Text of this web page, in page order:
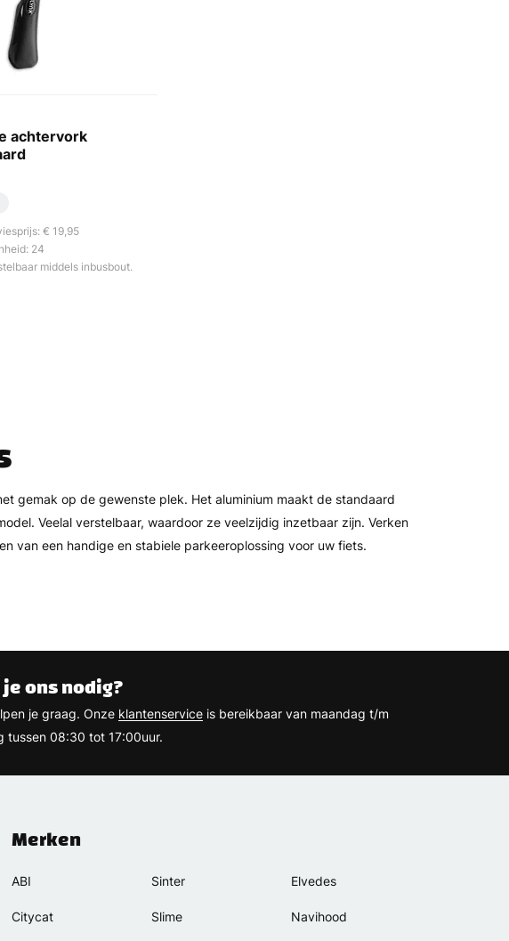
gemak op de gewenste plek. Het aluminium maakt de standaard
Veelal verstelbaar, waardoor ze veelzijdig inzetbaar zijn. Verken
van een handige en stabiele parkeeroplossing voor uw fiets.
achtervork
€ 19,95
24
middels inbusbout.
ons nodig?
je graag. Onze klantenservice is bereikbaar van maandag t/m
tussen 08:30 tot 17:00uur.
Merken
ABI
Citycat
Sinter
Slime
Elvedes
Navihood